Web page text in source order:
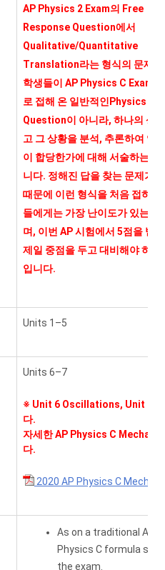
AP Physics 2 Exam의 Free
Response Question에서
Qualitative/Quantitative
Translation라는 형식의 문제
학생들이 AP Physics C Exam
로 접해 온 일반적인Physics
Question이 아니라, 하나의 상
고 그 상황을 분석, 추론하여 얻
이 합당한가에 대해 서술하는 형
니다. 정해진 답을 찾는 문제가
때문에 이런 형식을 처음 접하는
들에게는 가장 난이도가 있는 문
며, 이번 AP 시험에서 5점을 받
제일 중점을 두고 대비해야 하는
입니다.
Units 1–5
Units 6–7
※ Unit 6 Oscillations, Unit 7
다.
자세한 AP Physics C
다.
2020 AP Physics C Mech
As on a traditional AP
Physics C formula
the exam.